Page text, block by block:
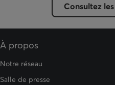
Consultez
À propos
Notre réseau
Salle de presse